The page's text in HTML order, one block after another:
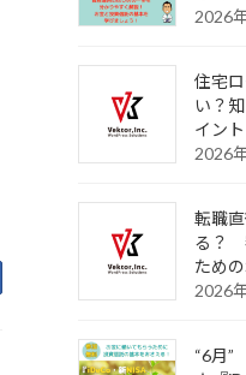
2026
住宅
い？
イント
2026
転職
る？
ため
2026
“6月